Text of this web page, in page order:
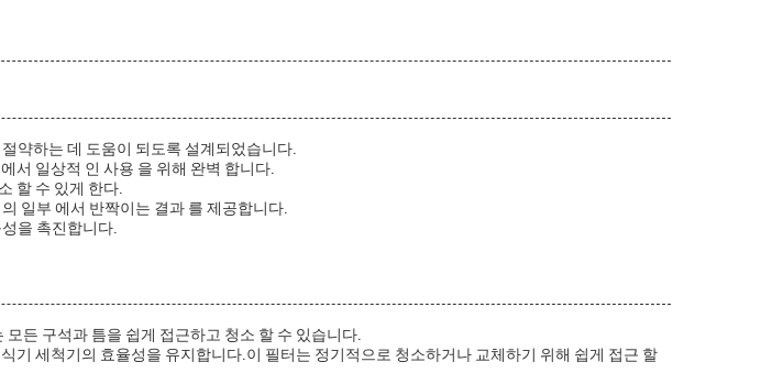
약하는 데 도움이 되도록 설계되었습니다.
서 일상적 인 사용 을 위해 완벽 합니다.
할 수 있게 한다.
일부 에서 반짝이는 결과 를 제공합니다.
을 촉진합니다.
든 구석과 틈을 쉽게 접근하고 청소 할 수 있습니다.
세척기의 효율성을 유지합니다.이 필터는 정기적으로 청소하거나 교체하기 위해 쉽게 접근 할